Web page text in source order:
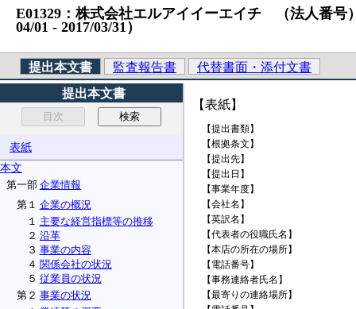
E01329：株式会社エルアイイーエイチ （法人番号
04/01 ‐ 2017/03/31）
提出本文書 監査報告書
代替書面・添付文書
提出本文書